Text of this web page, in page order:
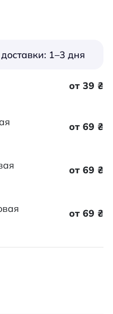
1–3 дня
от 39 ₴
от 69 ₴
от 69 ₴
от 69 ₴